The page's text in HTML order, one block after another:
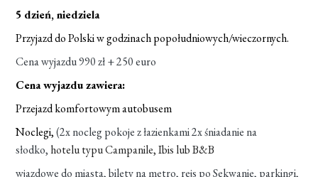
5 dzień, niedziela
Przyjazd do Polski w godzinach popołudniowych/wieczornych.
Cena wyjazdu 990 zł + 250 euro
Cena wyjazdu zawiera:
Przejazd komfortowym autobusem
Noclegi,(2x nocleg pokoje z łazienkami 2x śniadanie na
słodko, hotelu typu Campanile, Ibis lub B&B
wjazdowe do miasta, bilety na metro, rejs po Sekwanie, parkingi,